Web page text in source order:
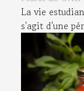
La vie
s'agit d'une